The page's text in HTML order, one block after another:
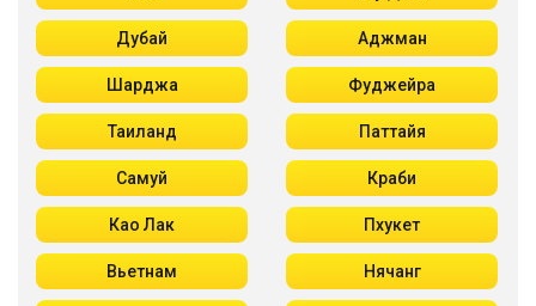
Дубай Аджман
Шарджа Фуджейра
Таиланд Паттайя
Самуй Краби
Као Лак Пхукет
Вьетнам Нячанг